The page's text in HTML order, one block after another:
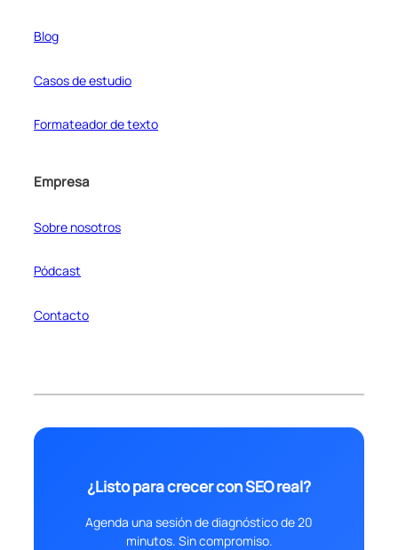
Blog
Casos de estudio
Formateador de texto
Empresa
Sobre nosotros
Pódcast
Contacto
¿Listo para crecer con SEO real?
Agenda una sesión de diagnóstico de 20
minutos. Sin compromiso.